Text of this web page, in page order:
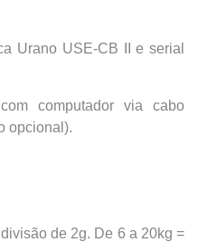
Urano USE-CB II e serial
computador via cabo
opcional).
de 2g. De 6 a 20kg =